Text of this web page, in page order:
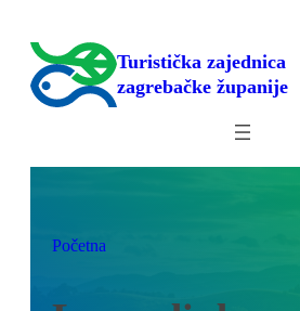
sadržaja
Turistička zajednica
zagrebačke županije
Početna